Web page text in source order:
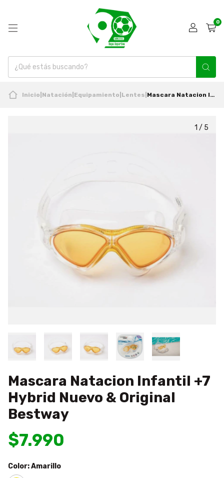
0
Inicio Natación Equipamiento Lentes Mascara Natacion Infantil +7 Hybrid Nuevo & Original Bestway
1 / 5
Mascara Natacion Infantil +7
Hybrid Nuevo & Original
Bestway
$7.990
Color:Amarillo